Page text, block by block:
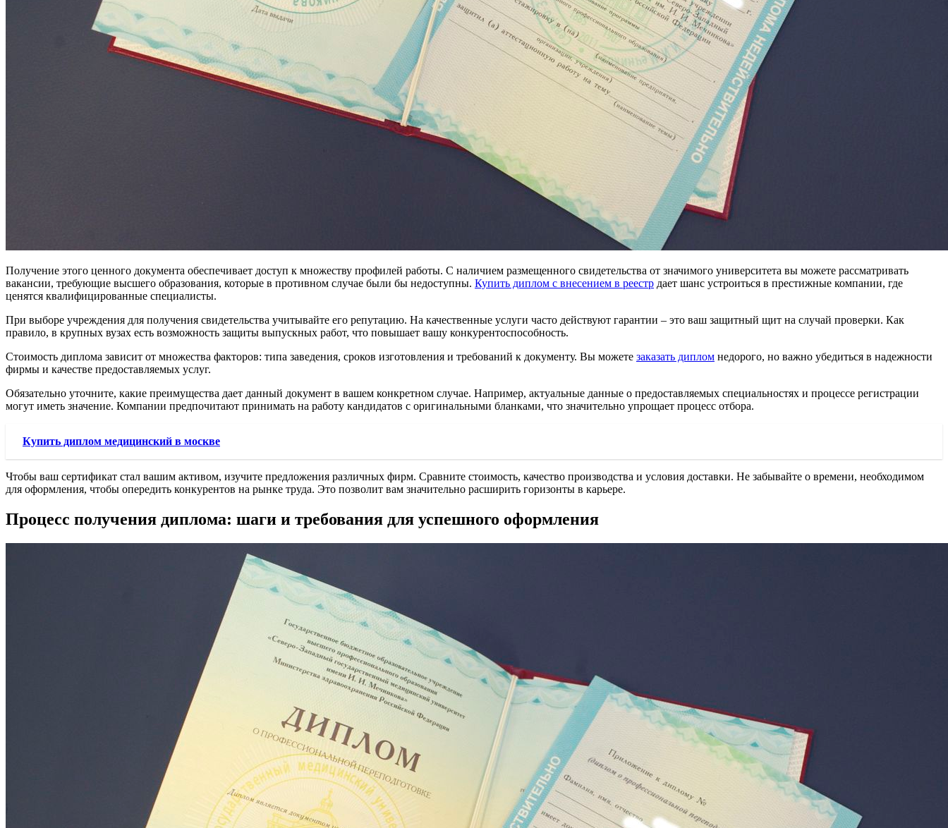
Получение этого ценного документа обеспечивает доступ к множеству профилей работы. С наличием размещенного свидетельства от значимого университета вы можете рассматривать
вакансии, требующие высшего образования, которые в противном случае были бы недоступны. Купить диплом с внесением в реестр дает шанс устроиться в престижные компании, где
ценятся квалифицированные специалисты.
При выборе учреждения для получения свидетельства учитывайте его репутацию. На качественные услуги часто действуют гарантии – это ваш защитный щит на случай проверки. Как
правило, в крупных вузах есть возможность защиты выпускных работ, что повышает вашу конкурентоспособность.
Стоимость диплома зависит от множества факторов: типа заведения, сроков изготовления и требований к документу. Вы можете заказать диплом недорого, но важно убедиться в надежности
фирмы и качестве предоставляемых услуг.
Обязательно уточните, какие преимущества дает данный документ в вашем конкретном случае. Например, актуальные данные о предоставляемых специальностях и процессе регистрации
могут иметь значение. Компании предпочитают принимать на работу кандидатов с оригинальными бланками, что значительно упрощает процесс отбора.
Купить диплом медицинский в москве
Чтобы ваш сертификат стал вашим активом, изучите предложения различных фирм. Сравните стоимость, качество производства и условия доставки. Не забывайте о времени, необходимом
для оформления, чтобы опередить конкурентов на рынке труда. Это позволит вам значительно расширить горизонты в карьере.
Процесс получения диплома: шаги и требования для успешного оформления